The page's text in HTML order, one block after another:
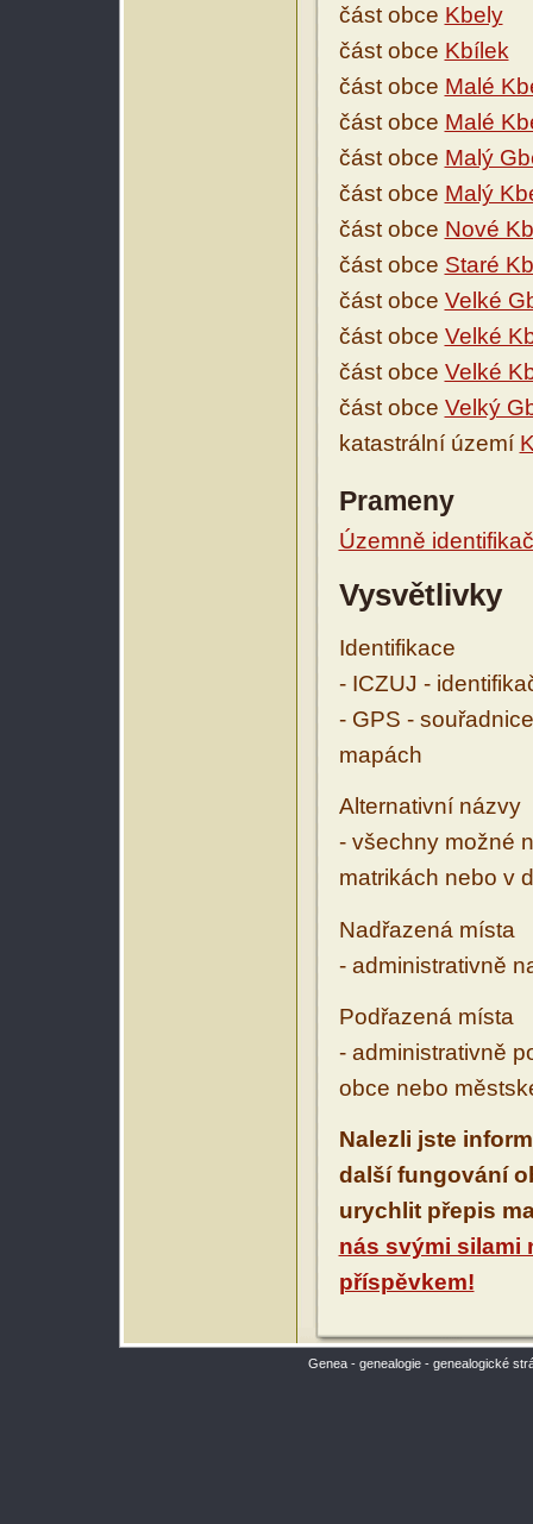
část obce Kbely
část obce Kbílek
část obce Malé
část obce Malé
část obce Malý
část obce Malý
část obce Nové
část obce Staré
část obce Velké
část obce Velké
část obce Velké
část obce Velký
katastrální území
Prameny
Územně
Vysvětlivky
Identifikace
- ICZUJ -
- GPS -
mapách
Alternativní názvy
- všechny možné
matrikách nebo v
Nadřazená místa
- administrativně
Podřazená místa
- administrativně
obce nebo
Nalezli jste
další fungování
urychlit přepis
nás svými silami
příspěvkem!
Genea - genealogie - genealogické